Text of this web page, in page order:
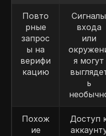
Повто
рные
запрос
ы на
верифи
кацию
Сигналы
входа
или
я могут
ь
Похож
ие
Доступ